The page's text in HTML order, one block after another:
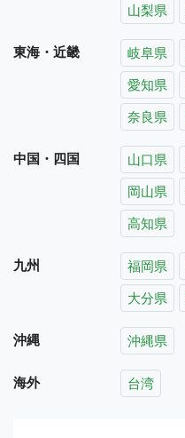
山梨県
東海・近畿 岐阜県
愛知県
奈良県
中国・四国 山口県
岡山県
高知県
九州 福岡県
大分県
沖縄 沖縄県
海外 台湾